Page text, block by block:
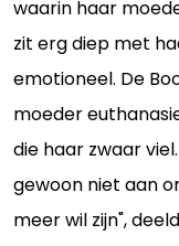
waarin haar
zit erg diep met
emotioneel. De
moeder
die haar zwaar
gewoon niet aan
meer wil zijn",